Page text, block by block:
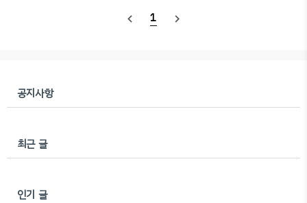
달할 수 없는 노드에 대하여 최단 거리를 무한(INF)으로
navigate_before 1 navigate_next
공지사항
최근 글
인기 글